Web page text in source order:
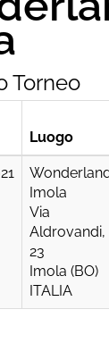
Torneo
Luogo
Imola
Via
Aldrovandi,
23
Imola (BO)
ITALIA